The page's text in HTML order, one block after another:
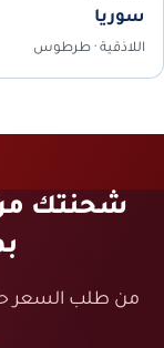
سوريا
اللاذقية · طرطوس
شحنتك من
من طلب السعر